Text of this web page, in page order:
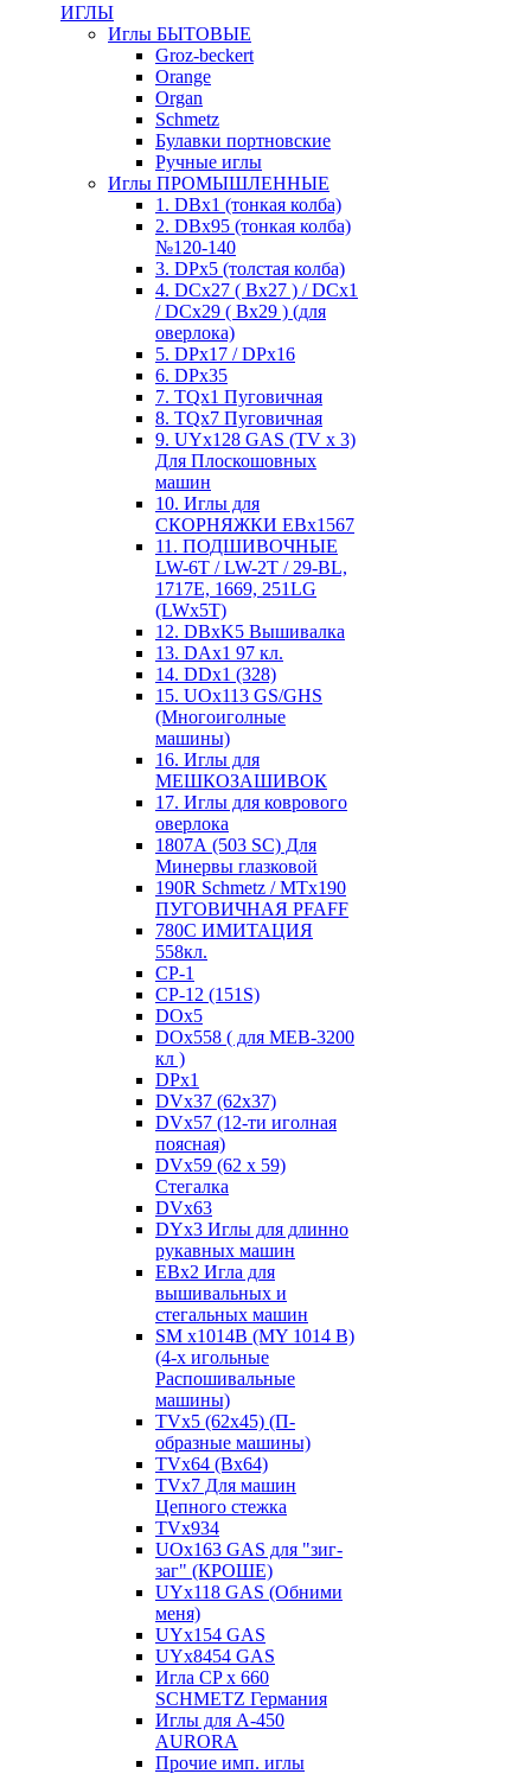
ИГЛЫ
Иглы БЫТОВЫЕ
Groz-beckert
Orange
Organ
Schmetz
Булавки портновские
Ручные иглы
Иглы ПРОМЫШЛЕННЫЕ
1. DBx1 (тонкая колба)
2. DBx95 (тонкая колба)
№120-140
3. DPx5 (толстая колба)
4. DCx27 ( Bx27 ) / DCx1
/ DCx29 ( Bx29 ) (для
оверлока)
5. DPx17 / DPx16
6. DPx35
7. TQx1 Пуговичная
8. TQx7 Пуговичная
9. UYx128 GAS (TV x 3)
Для Плоскошовных
машин
10. Иглы для
СКОРНЯЖКИ EBx1567
11. ПОДШИВОЧНЫЕ
LW-6T / LW-2T / 29-BL,
1717E, 1669, 251LG
(LWx5T)
12. DBxK5 Вышивалка
13. DAx1 97 кл.
14. DDx1 (328)
15. UOx113 GS/GHS
(Многоиголные
машины)
16. Иглы для
МЕШКОЗАШИВОК
17. Иглы для коврового
оверлока
1807А (503 SC) Для
Минервы глазковой
190R Schmetz / MTx190
ПУГОВИЧНАЯ PFAFF
780С ИМИТАЦИЯ
558кл.
CP-1
CP-12 (151S)
DOx5
DOx558 ( для MEB-3200
кл )
DPx1
DVx37 (62x37)
DVx57 (12-ти иголная
поясная)
DVx59 (62 x 59)
Стегалка
DVx63
DYx3 Иглы для длинно
рукавных машин
EBx2 Игла для
вышивальных и
стегальных машин
SM x1014B (MY 1014 B)
(4-х игольные
Распошивальные
машины)
TVх5 (62х45) (П-
образные машины)
TVх64 (Вх64)
TVх7 Для машин
Цепного стежка
TVх934
UOx163 GAS для "зиг-
заг" (КРОШЕ)
UYx118 GAS (Обними
меня)
UYx154 GAS
UYx8454 GAS
Игла CP х 660
SCHMETZ Германия
Иглы для А-450
AURORA
Прочие имп. иглы